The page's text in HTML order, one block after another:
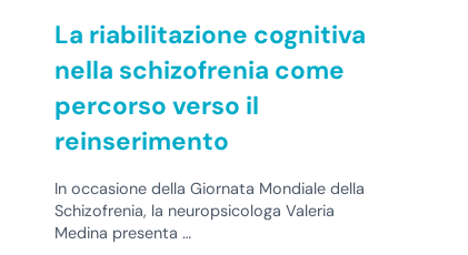
La riabilitazione cognitiva
nella schizofrenia come
percorso verso il
reinserimento
In occasione della Giornata Mondiale della
Schizofrenia, la neuropsicologa Valeria
Medina presenta …